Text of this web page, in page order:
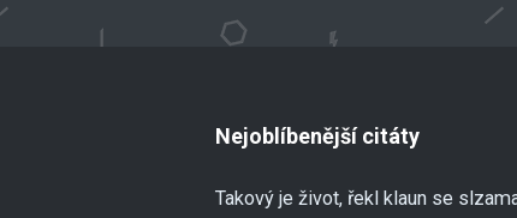
Nejoblíbenější citáty
Takový je život, řekl klaun se